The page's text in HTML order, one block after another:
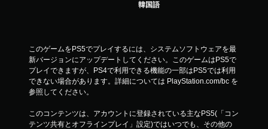
韓国語
このゲームをPS5でプレイするには、システムソフトウェアを最
新バージョンにアップデートしてください。このゲームはPS5で
プレイできますが、PS4で利用できる機能の一部はPS5では利用
できない場合があります。詳細については PlayStation.com/bc を
参照してください。
このコンテンツは、アカウントに登録されている主なPS5(「コン
テンツ共有とオフラインプレイ」設定)ではいつでも、その他の